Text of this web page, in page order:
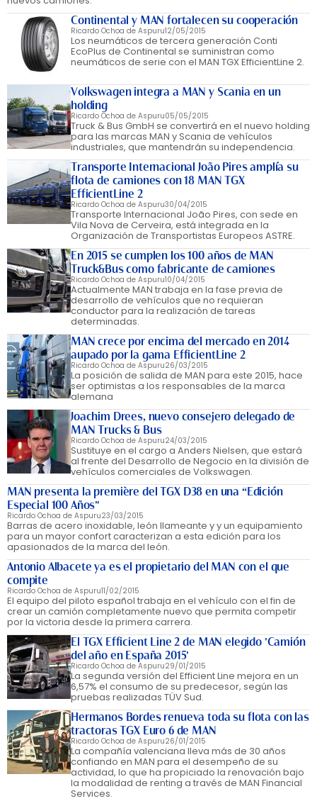
Continental y MAN fortalecen su cooperación
Ricardo Ochoa de Aspuru12/05/2015
Los neumáticos de tercera generación Conti
EcoPlus de Continental se suministran como
neumáticos de serie con el MAN TGX EfficientLine 2.
Volkswagen integra a MAN y Scania en un
holding
Ricardo Ochoa de Aspuru05/05/2015
Truck & Bus GmbH se convertirá en el nuevo holding
para las marcas MAN y Scania de vehículos
industriales, que mantendrán su independencia.
Transporte Internacional João Pires amplía su
flota de camiones con 18 MAN TGX
EfficientLine 2
Ricardo Ochoa de Aspuru30/04/2015
Transporte Internacional João Pires, con sede en
Vila Nova de Cerveira, está integrada en la
Organización de Transportistas Europeos ASTRE.
En 2015 se cumplen los 100 años de MAN
Truck&Bus como fabricante de camiones
Ricardo Ochoa de Aspuru10/04/2015
Actualmente MAN trabaja en la fase previa de
desarrollo de vehículos que no requieran
conductor para la realización de tareas
determinadas.
MAN crece por encima del mercado en 2014
aupado por la gama EfficientLine 2
Ricardo Ochoa de Aspuru26/03/2015
La posición de salida de MAN para este 2015, hace
ser optimistas a los responsables de la marca
alemana
Joachim Drees, nuevo consejero delegado de
MAN Trucks & Bus
Ricardo Ochoa de Aspuru24/03/2015
Sustituye en el cargo a Anders Nielsen, que estará
al frente del Desarrollo de Negocio en la división de
vehículos comerciales de Volkswagen.
MAN presenta la première del TGX D38 en una “Edición
Especial 100 Años"
Ricardo Ochoa de Aspuru23/03/2015
Barras de acero inoxidable, león llameante y y un equipamiento
para un mayor confort caracterizan a esta edición para los
apasionados de la marca del león.
Antonio Albacete ya es el propietario del MAN con el que
compite
Ricardo Ochoa de Aspuru11/02/2015
El equipo del piloto español trabaja en el vehículo con el fin de
crear un camión completamente nuevo que permita competir
por la victoria desde la primera carrera.
El TGX Efficient Line 2 de MAN elegido 'Camión
del año en España 2015'
Ricardo Ochoa de Aspuru29/01/2015
La segunda versión del Efficient Line mejora en un
6,57% el consumo de su predecesor, según las
pruebas realizadas TÜV Sud.
Hermanos Bordes renueva toda su flota con las
tractoras TGX Euro 6 de MAN
Ricardo Ochoa de Aspuru26/01/2015
La compañía valenciana lleva más de 30 años
confiando en MAN para el desempeño de su
actividad, lo que ha propiciado la renovación bajo
la modalidad de renting a través de MAN Financial
Services.